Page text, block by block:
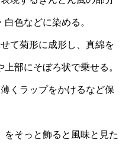
色などに染める。
て菊形に成形し、真綿を
部にそぼろ状で乗せる。
くラップをかけるなど保
そっと飾ると風味と見た